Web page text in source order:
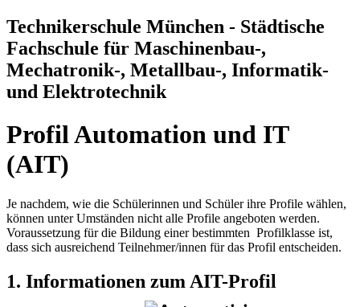
Technikerschule München - Städtische
Fachschule für Maschinenbau-,
Mechatronik-, Metallbau-, Informatik-
und Elektrotechnik
Profil Automation und IT
(AIT)
Je nachdem, wie die Schülerinnen und Schüler ihre Profile wählen,
können unter Umständen nicht alle Profile angeboten werden.
Voraussetzung für die Bildung einer bestimmten Profilklasse ist,
dass sich ausreichend Teilnehmer/innen für das Profil entscheiden.
1. Informationen zum AIT-Profil